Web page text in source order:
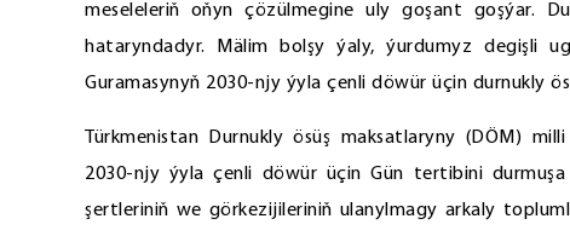
meseleleriň oňyn çözülmegine uly goşant goşýar.
hataryndadyr. Mälim bolşy ýaly, ýurdumyz degişli
Guramasynyň 2030-njy ýyla çenli döwür üçin durnukly
Türkmenistan Durnukly ösüş maksatlaryny (DÖM)
2030-njy ýyla çenli döwür üçin Gün tertibini
şertleriniň we görkezijileriniň ulanylmagy arkaly